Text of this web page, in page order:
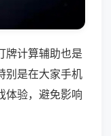
牌计算辅助也是
别是在大家手机
体验，避免影响